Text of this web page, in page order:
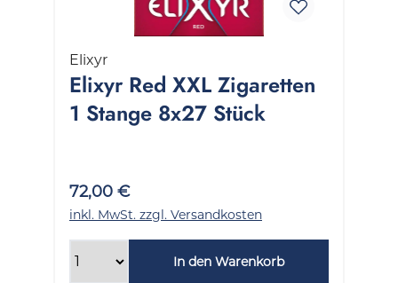
Elixyr
Elixyr Red XXL Zigaretten
1 Stange 8x27 Stück
72,00 €
inkl. MwSt. zzgl. Versandkosten
In den Warenkorb